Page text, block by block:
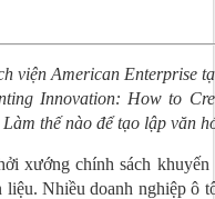
viện American Enterprise
Innovation: How to
thế nào để tạo lập văn
xướng chính sách
Nhiều doanh nghiệp ô